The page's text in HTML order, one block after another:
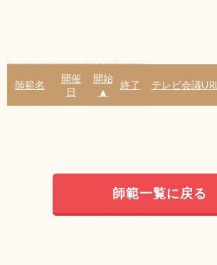
師範名
開催
日
開始
▲
終了 テレビ会議URL
師範一覧に戻る